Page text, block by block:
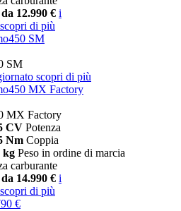
12.990 € i
scopri di più
SM
SM
scopri di più
MX Factory
MX Factory
CV Potenza
Nm Coppia
kg Peso in ordine di marcia
carburante
14.990 € i
scopri di più
€